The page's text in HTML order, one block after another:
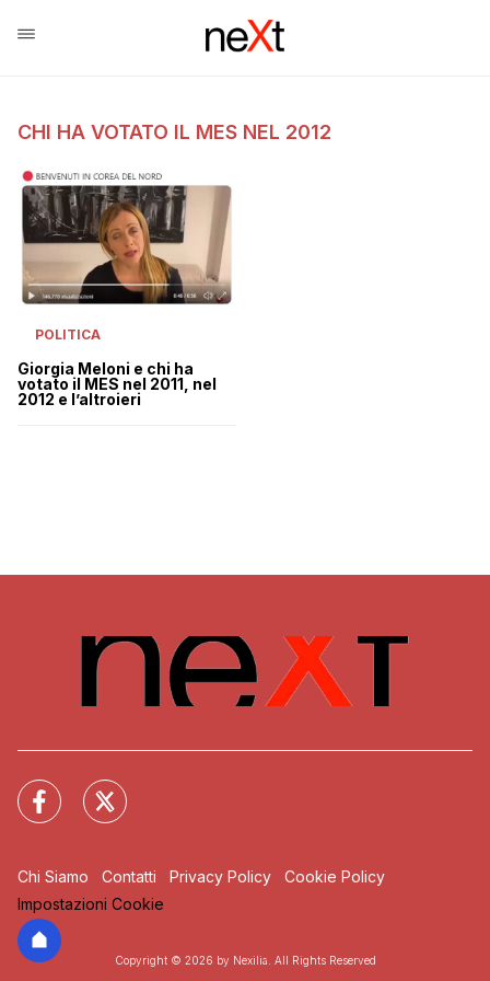
CHI HA VOTATO IL MES NEL 2012
POLITICA
Giorgia Meloni e chi ha
votato il MES nel 2011, nel
2012 e l’altroieri
Chi Siamo Contatti Privacy Policy
Cookie Policy
Impostazioni Cookie
Copyright © 2026 by Nexilia. All Rights Reserved